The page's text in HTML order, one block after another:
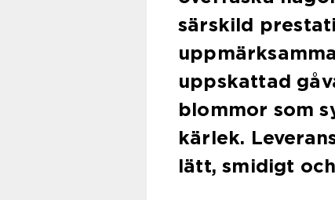
särskild
uppskattad
blommor som
kärlek.
lätt, smidigt